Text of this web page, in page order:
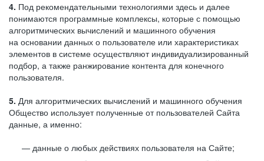
4. Под рекомендательными технологиями здесь и далее
понимаются программные комплексы, которые с помощью
алгоритмических вычислений и машинного обучения
на основании данных о пользователе или характеристиках
элементов в системе осуществляют индивидуализированный
подбор, а также ранжирование контента для конечного
пользователя.
5. Для алгоритмических вычислений и машинного обучения
Общество использует полученные от пользователей Сайта
данные, а именно:
данные о любых действиях пользователя на Сайте;